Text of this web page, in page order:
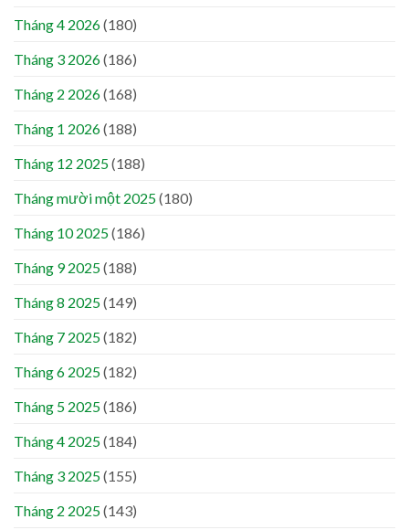
Tháng 4 2026(180)
Tháng 3 2026(186)
Tháng 2 2026(168)
Tháng 1 2026(188)
Tháng 12 2025(188)
Tháng mười một 2025(180)
Tháng 10 2025(186)
Tháng 9 2025(188)
Tháng 8 2025(149)
Tháng 7 2025(182)
Tháng 6 2025(182)
Tháng 5 2025(186)
Tháng 4 2025(184)
Tháng 3 2025(155)
Tháng 2 2025(143)